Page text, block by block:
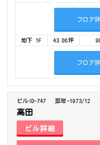
フロア
地下 1F 43.00坪
フロア
ビルID-747 築年-1973/12
高田
ビル詳細